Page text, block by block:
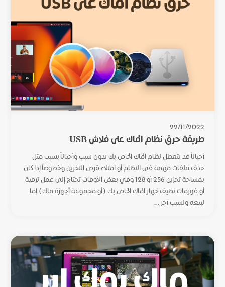
22/11/2022
طريقة حرق نظام الماك على فلاش USB
أحياناً قد يتعطل نظام الماك الخاص بك بدون سبب وأحياناً بسبب مثل
حذف ملفات مهمة في النظام أو امتلاء قرص التخزين وخصوصاً إذا كان
بمساحة تخزين 256 أو 128 وفي بعض الأوقات تحتاج إلى عمل ترقية
أو فورمات نظيف لجهاز الماك الخاص بك (أو مجموعة أجهزة ماك) إما
لبيعه ولسبب آخر،...